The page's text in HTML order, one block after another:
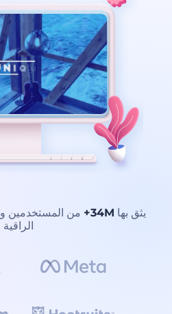
يثق بها 34M+ من المستخدمين و
الراقية